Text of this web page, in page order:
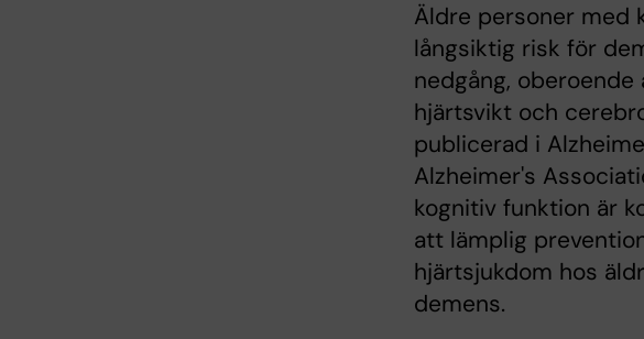
Äldre personer med
långsiktig risk för
nedgång,
hjärtsvikt och
publicerad i
Alzheimer's
kognitiv funktion är
att lämplig
hjärtsjukdom hos
demens.